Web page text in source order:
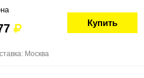
Купить
Москва